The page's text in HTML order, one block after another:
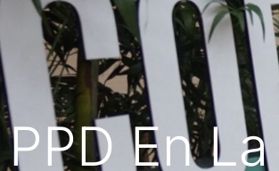
En